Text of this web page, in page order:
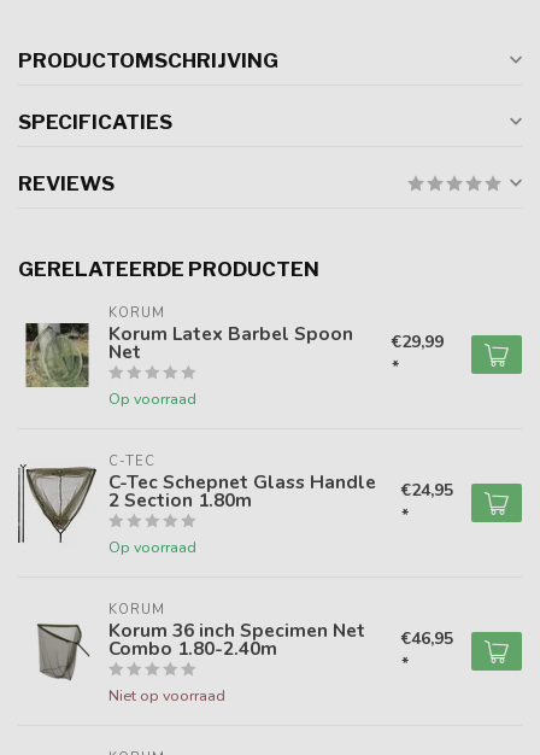
PRODUCTOMSCHRIJVING
SPECIFICATIES
REVIEWS
GERELATEERDE PRODUCTEN
KORUM
Korum Latex Barbel Spoon
Net
Op voorraad
€29,99
*
C-TEC
C-Tec Schepnet Glass Handle
2 Section 1.80m
Op voorraad
€24,95
*
KORUM
Korum 36 inch Specimen Net
Combo 1.80-2.40m
Niet op voorraad
€46,95
*